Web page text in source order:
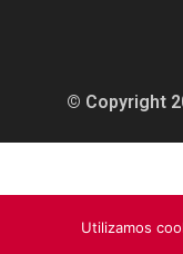
© Copyright
Esta web está
Utilizamos